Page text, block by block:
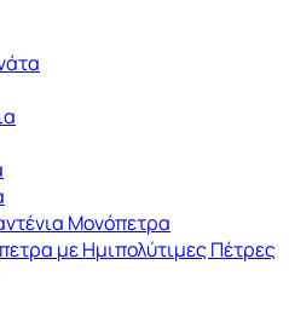
Μονόπετρα
με Ημιπολύτιμες Πέτρες